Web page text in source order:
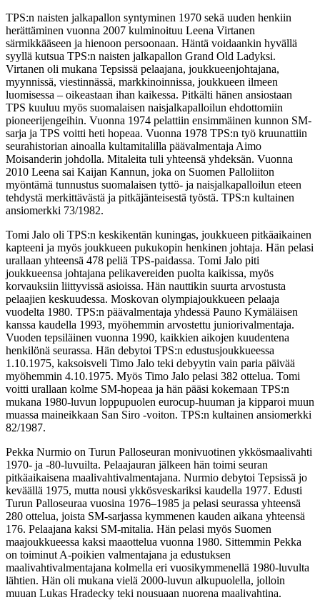
TPS:n naisten jalkapallon syntyminen 1970 sekä uuden henkiin
herättäminen vuonna 2007 kulminoituu Leena Virtanen
särmikkääseen ja hienoon persoonaan. Häntä voidaankin hyvällä
syyllä kutsua TPS:n naisten jalkapallon Grand Old Ladyksi.
Virtanen oli mukana Tepsissä pelaajana, joukkueenjohtajana,
myynnissä, viestinnässä, markkinoinnissa, joukkueen ilmeen
luomisessa – oikeastaan ihan kaikessa. Pitkälti hänen ansiostaan
TPS kuuluu myös suomalaisen naisjalkapalloilun ehdottomiin
pioneerijengeihin. Vuonna 1974 pelattiin ensimmäinen kunnon SM-
sarja ja TPS voitti heti hopeaa. Vuonna 1978 TPS:n työ kruunattiin
seurahistorian ainoalla kultamitalilla päävalmentaja Aimo
Moisanderin johdolla. Mitaleita tuli yhteensä yhdeksän. Vuonna
2010 Leena sai Kaijan Kannun, joka on Suomen Palloliiton
myöntämä tunnustus suomalaisen tyttö- ja naisjalkapalloilun eteen
tehdystä merkittävästä ja pitkäjänteisestä työstä. TPS:n kultainen
ansiomerkki 73/1982.
Tomi Jalo oli TPS:n keskikentän kuningas, joukkueen pitkäaikainen
kapteeni ja myös joukkueen pukukopin henkinen johtaja. Hän pelasi
urallaan yhteensä 478 peliä TPS-paidassa. Tomi Jalo piti
joukkueensa johtajana pelikavereiden puolta kaikissa, myös
korvauksiin liittyvissä asioissa. Hän nauttikin suurta arvostusta
pelaajien keskuudessa. Moskovan olympiajoukkueen pelaaja
vuodelta 1980. TPS:n päävalmentaja yhdessä Pauno Kymäläisen
kanssa kaudella 1993, myöhemmin arvostettu juniorivalmentaja.
Vuoden tepsiläinen vuonna 1990, kaikkien aikojen kuudentena
henkilönä seurassa. Hän debytoi TPS:n edustusjoukkueessa
1.10.1975, kaksoisveli Timo Jalo teki debyytin vain paria päivää
myöhemmin 4.10.1975. Myös Timo Jalo pelasi 382 ottelua. Tomi
voitti urallaan kolme SM-hopeaa ja hän pääsi kokemaan TPS:n
mukana 1980-luvun loppupuolen eurocup-huuman ja kipparoi muun
muassa maineikkaan San Siro -voiton. TPS:n kultainen ansiomerkki
82/1987.
Pekka Nurmio on Turun Palloseuran monivuotinen ykkösmaalivahti
1970- ja -80-luvuilta. Pelaajauran jälkeen hän toimi seuran
pitkäaikaisena maalivahtivalmentajana. Nurmio debytoi Tepsissä jo
keväällä 1975, mutta nousi ykkösveskariksi kaudella 1977. Edusti
Turun Palloseuraa vuosina 1976–1985 ja pelasi seurassa yhteensä
280 ottelua, joista SM-sarjassa kymmenen kauden aikana yhteensä
176. Pelaajana kaksi SM-mitalia. Hän pelasi myös Suomen
maajoukkueessa kaksi maaottelua vuonna 1980. Sittemmin Pekka
on toiminut A-poikien valmentajana ja edustuksen
maalivahtivalmentajana kolmella eri vuosikymmenellä 1980-luvulta
lähtien. Hän oli mukana vielä 2000-luvun alkupuolella, jolloin
muuan Lukas Hradecky teki nousuaan nuorena maalivahtina.